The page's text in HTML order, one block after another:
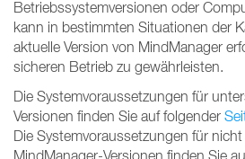
Betriebssystemversionen oder
kann in bestimmten Situationen der
aktuelle Version von MindManager
sicheren Betrieb zu gewährleisten.
Die Systemvoraussetzungen für
Versionen finden Sie auf folgender
Die Systemvoraussetzungen für
MindManager-Versionen finden Sie